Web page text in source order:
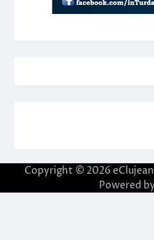
Copyright © 2026
Powered by